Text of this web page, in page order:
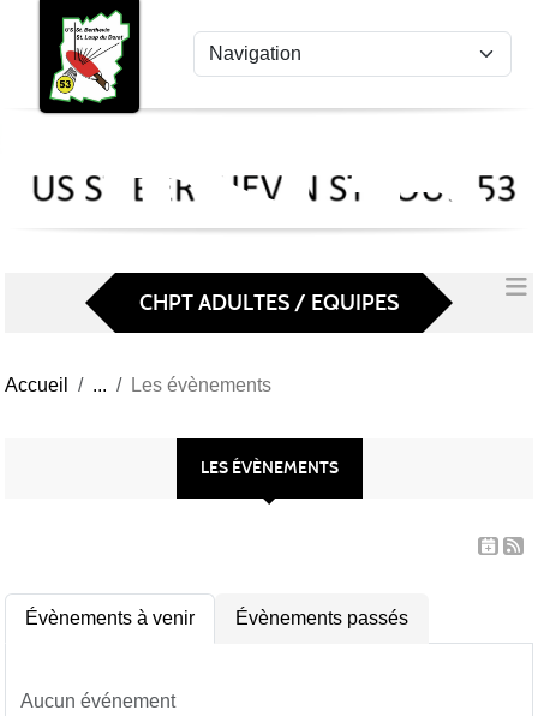
US
St
53
CHPT ADULTES / EQUIPES
Accueil Les évènements
LES ÉVÈNEMENTS
Évènements à venir Évènements passés
Aucun événement
Panneau de gestion des cookies